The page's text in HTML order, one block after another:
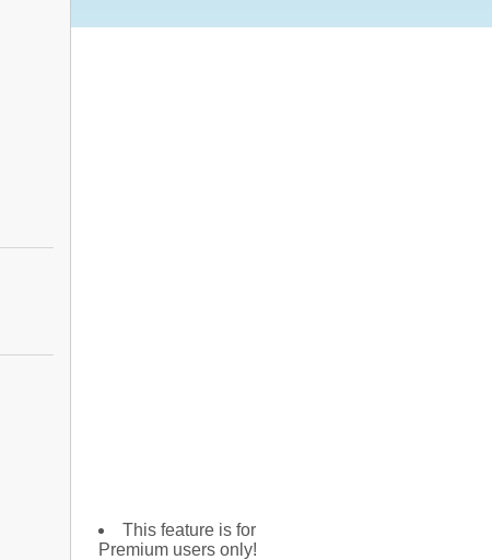
This feature is for
Premium users only!